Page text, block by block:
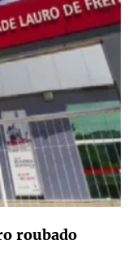
roubado